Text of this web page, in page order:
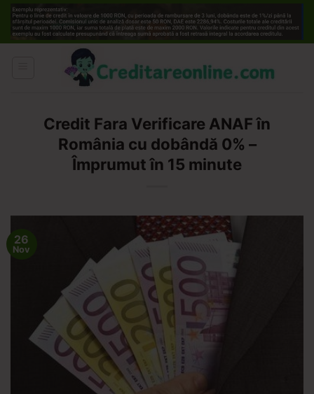
Skip
content
Credit Fara Verificare ANAF în
România cu dobândă 0% –
Împrumut în 15 minute
26
Nov